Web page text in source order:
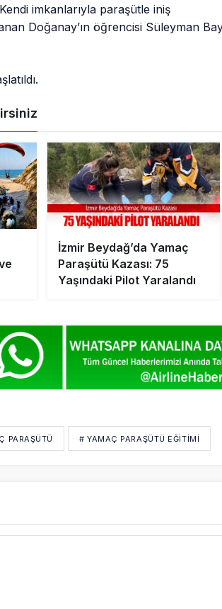
imkanlarıyla paraşütle iniş
Doğanay’ın öğrencisi Süleyman
İzmir Beydağ’da Yamaç
Paraşütü Kazası: 75
Yaşındaki Pilot Yaralandı
PARAŞÜTÜ # YAMAÇ PARAŞÜTÜ EĞITIMI